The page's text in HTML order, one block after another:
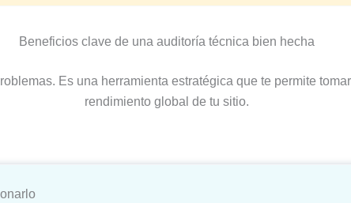
Beneficios clave de una auditoría técnica bien hecha
Es una herramienta estratégica que te permite
rendimiento global de tu sitio.